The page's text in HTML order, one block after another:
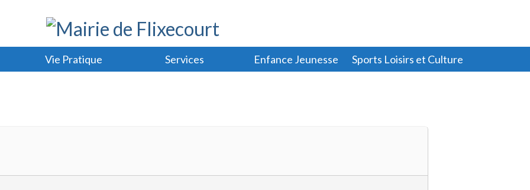
Vie Pratique Services Enfance Jeunesse Sports Loisirs et Culture